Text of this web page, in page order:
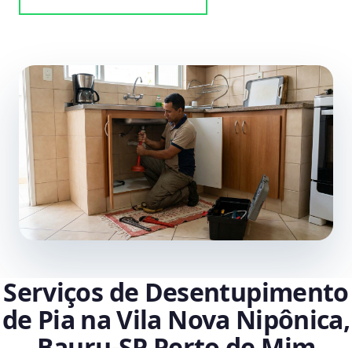
Serviços de Desentupimento
de Pia na Vila Nova Nipônica,